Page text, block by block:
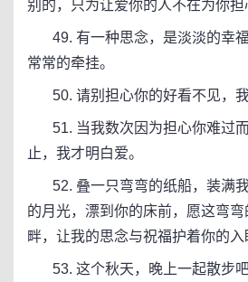
别的，只为让爱你的人不在为你担
49. 有一种思念，是淡淡的幸
常常的牵挂。
50. 请别担心你的好看不见，我
51. 当我数次因为担心你难过
止，我才明白爱。
52. 叠一只弯弯的纸船，装满
的月光，漂到你的床前，愿这弯
畔，让我的思念与祝福护着你的入
53. 这个秋天，晚上一起散步